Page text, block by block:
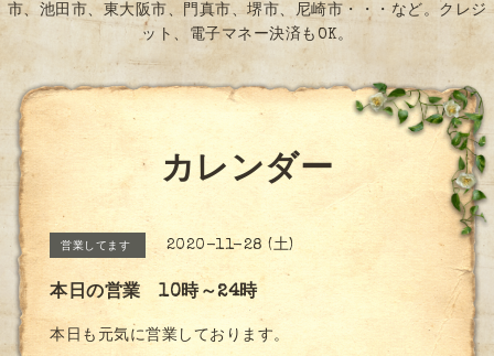
市、池田市、東大阪市、門真市、堺市、尼崎市・・・など。クレジ
ット、電子マネー決済もOK。
カレンダー
営業してます 2020-11-28 (土)
本日の営業 10時～24時
本日も元気に営業しております。